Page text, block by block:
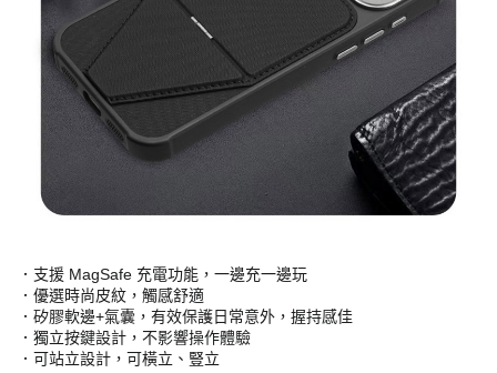
．支援 MagSafe 充電功能，一邊充一邊玩
．優選時尚皮紋，觸感舒適
．矽膠軟邊+氣囊，有效保護日常意外，握持感佳
．獨立按鍵設計，不影響操作體驗
．可站立設計，可橫立、豎立